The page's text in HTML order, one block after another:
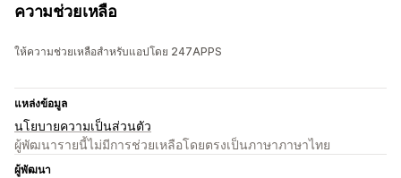
ความช่วยเหลือ
ให้ความช่วยเหลือสำหรับแอปโดย 247APPS
แหล่งข้อมูล
นโยบายความเป็นส่วนตัว
ผู้พัฒนารายนี้ไม่มีการช่วยเหลือโดยตรงเป็นภาษาภาษาไทย
ผู้พัฒนา